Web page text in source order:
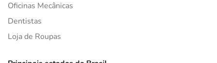
Oficinas Mecânicas
Dentistas
Loja de Roupas